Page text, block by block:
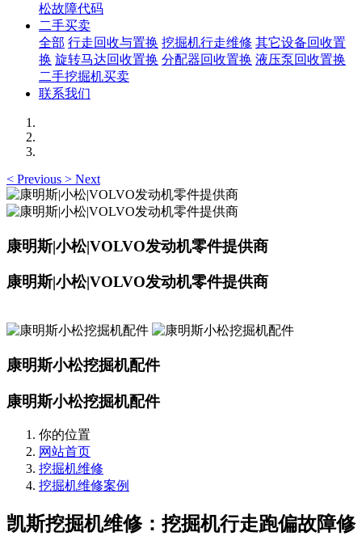
松故障代码
二手买卖
全部 行走回收与置换 挖掘机行走维修 其它设备回收置
换 旋转马达回收置换 分配器回收置换 液压泵回收置换
二手挖掘机买卖
联系我们
< Previous > Next
康明斯|小松|VOLVO发动机零件提供商
康明斯|小松|VOLVO发动机零件提供商
康明斯小松挖掘机配件
康明斯小松挖掘机配件
你的位置
网站首页
挖掘机维修
挖掘机维修案例
凯斯挖掘机维修：挖掘机行走跑偏故障修